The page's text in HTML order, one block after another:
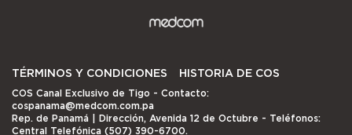
TÉRMINOS Y CONDICIONES HISTORIA DE COS
COS Canal Exclusivo de Tigo - Contacto:
cospanama@medcom.com.pa
Rep. de Panamá | Dirección, Avenida 12 de Octubre - Teléfonos:
Central Telefónica (507) 390-6700.